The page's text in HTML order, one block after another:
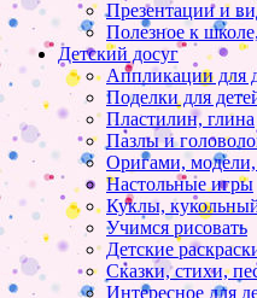
Презентации и
Полезное к
Детский досуг
Аппликации для
Поделки для
Пластилин, глина
Пазлы и
Оригами,
Настольные игры
Куклы,
Учимся рисовать
Детские
Сказки, стихи,
Интересное для